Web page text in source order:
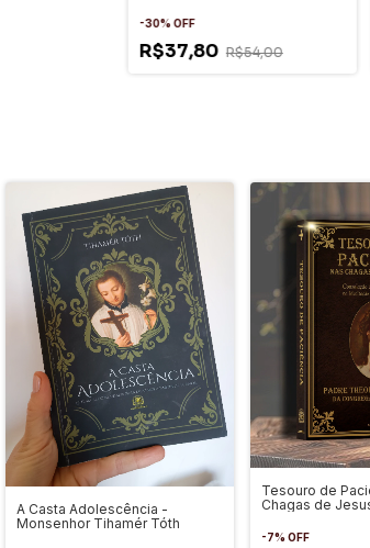
-30% OFF
R$37,80 R$54,00
A Casta Adolescência -
Monsenhor Tihamér Tóth
Tesouro de
Chagas de
-7%OFF